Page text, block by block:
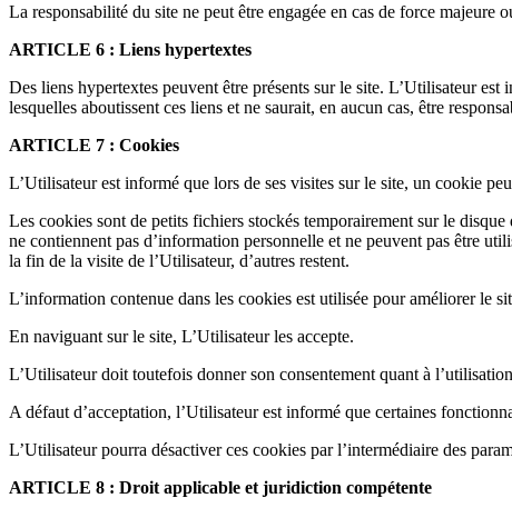
La responsabilité du site ne peut être engagée en cas de force majeure
ARTICLE 6 : Liens hypertextes
Des liens hypertextes peuvent être présents sur le site. L’Utilisateur
lesquelles aboutissent ces liens et ne saurait, en aucun cas, être
ARTICLE 7 : Cookies
L’Utilisateur est informé que lors de ses visites sur le site, un cookie
Les cookies sont de petits fichiers stockés temporairement sur le
ne contiennent pas d’information personnelle et ne peuvent pas être
la fin de la visite de l’Utilisateur, d’autres restent.
L’information contenue dans les cookies est utilisée pour améliorer le
En naviguant sur le site, L’Utilisateur les accepte.
L’Utilisateur doit toutefois donner son consentement quant à
A défaut d’acceptation, l’Utilisateur est informé que certaines
L’Utilisateur pourra désactiver ces cookies par l’intermédiaire des
ARTICLE 8 : Droit applicable et juridiction compétente